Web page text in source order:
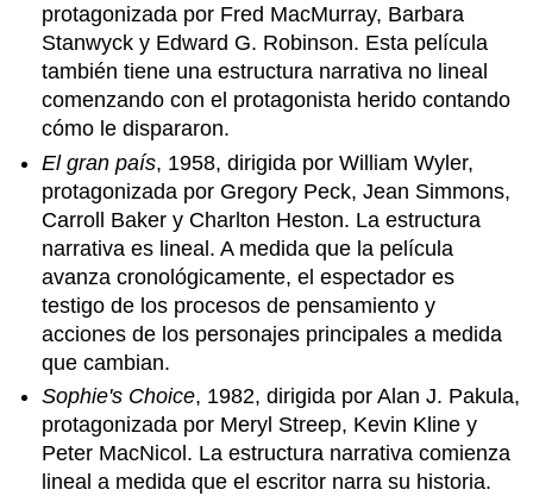
protagonizada por Fred MacMurray, Barbara
Stanwyck y Edward G. Robinson. Esta película
también tiene una estructura narrativa no lineal
comenzando con el protagonista herido contando
cómo le dispararon.
El gran país, 1958, dirigida por William Wyler,
protagonizada por Gregory Peck, Jean Simmons,
Carroll Baker y Charlton Heston. La estructura
narrativa es lineal. A medida que la película
avanza cronológicamente, el espectador es
testigo de los procesos de pensamiento y
acciones de los personajes principales a medida
que cambian.
Sophie's Choice, 1982, dirigida por Alan J. Pakula,
protagonizada por Meryl Streep, Kevin Kline y
Peter MacNicol. La estructura narrativa comienza
lineal a medida que el escritor narra su historia.